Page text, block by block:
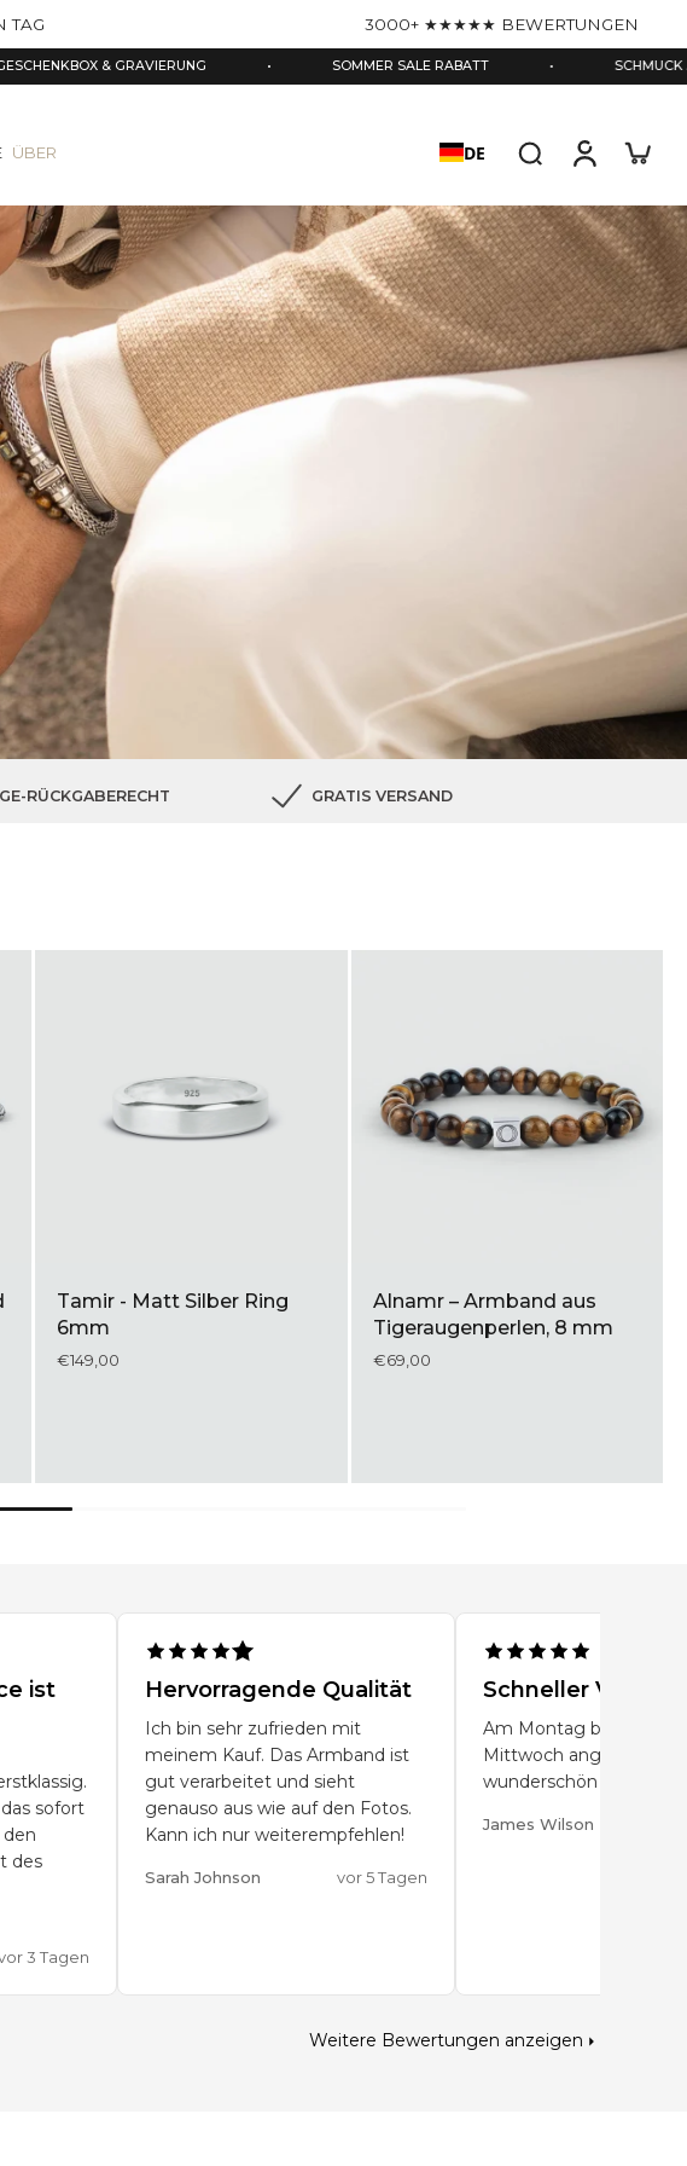
TAG 3000+ ★★★★★ BEWERTUNGEN
• SOMMER SALE RABATT • SCHMUCK AUS 925er SILBER
DE
ÜBER
RÜCKGABERECHT GRATIS VERSAND
Aqdās - Römisches
Sterling Silber
Gliederarmband 8.5mm
Adam - Geflochtenes
Armband aus Sterling
Silber 5mm
ist
sofort
des
3 Tagen
Hervorragende Qualität
Ich bin sehr zufrieden mit
meinem Kauf. Das Armband ist
gut verarbeitet und sieht
genauso aus wie auf den Fotos.
Kann ich nur weiterempfehlen!
Sarah Johnson vor 5 Tagen
Schneller Versand
Am Montag bestellt,
Mittwoch
wunderschön verpackt.
James Wilson
Weitere Bewertungen anzeigen